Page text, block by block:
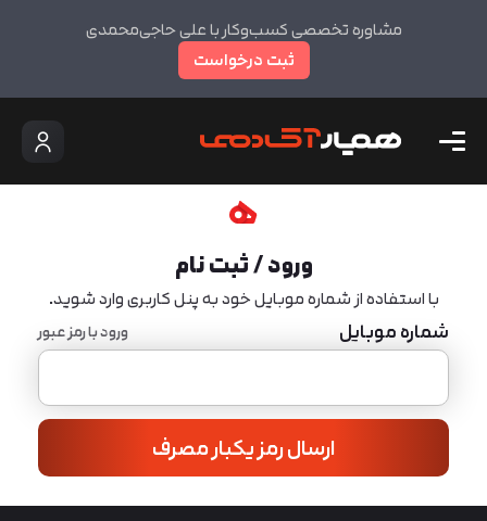
مشاوره تخصصی کسب‌وکار با علی حاجی‌محمدی
ثبت درخواست
ورود / ثبت نام
با استفاده از شماره موبایل خود به پنل کاربری وارد شوید.
شماره موبایل ورود با رمز عبور
ارسال رمز یکبار مصرف